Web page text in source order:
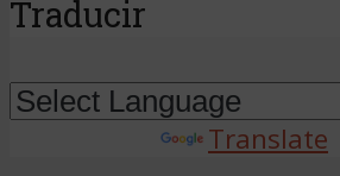
Traducir
Translate